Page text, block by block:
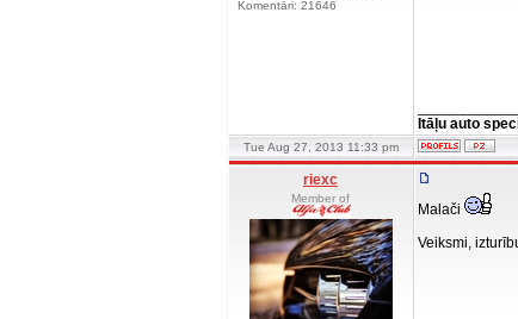
Komentāri: 21646
Itāļu auto
Tue Aug 27, 2013 11:33 pm
riexc
Member of
Malači
Veiksmi,